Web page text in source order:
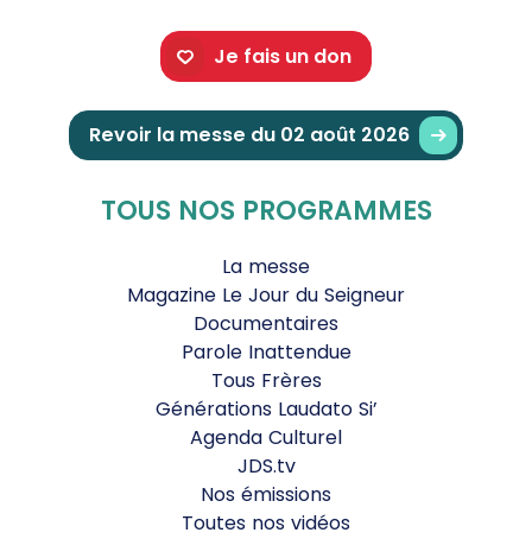
Je fais un don
Revoir la messe du 02 août 2026
TOUS NOS PROGRAMMES
La messe
Magazine Le Jour du Seigneur
Documentaires
Parole Inattendue
Tous Frères
Générations Laudato Si’
Agenda Culturel
JDS.tv
Nos émissions
Toutes nos vidéos